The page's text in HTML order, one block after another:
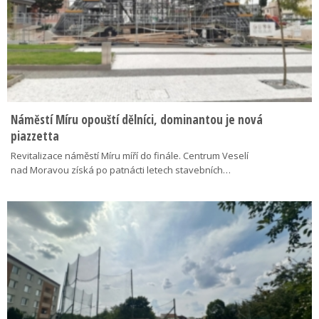
Náměstí Míru opouští dělníci, dominantou je nová
piazzetta
Revitalizace náměstí Míru míří do finále. Centrum Veselí
nad Moravou získá po patnácti letech stavebních…